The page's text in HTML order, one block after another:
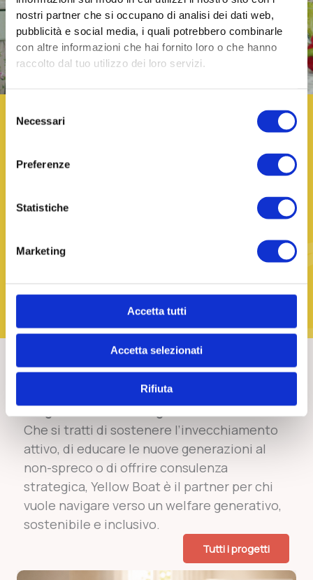
nostri partner che si occupano di analisi dei dati web,
pubblicità e social media, i quali potrebbero combinarle
con altre informazioni che hai fornito loro o che hanno
raccolto dal tuo utilizzo dei loro servizi.
delNecessari
Preferenze
Statistiche
Marketing
Accetta tutti
Accetta selezionati
Rifiuta
Scopri Yellowboat Care
Monitoriamo costantemente le opportunità di
selezione curata
Individua le agevolazioni dedicate alla tua
contattaci per trasformare la tua idea
in una candidatura vincente
Costruiamo insieme il futuro
Progettiamo il sociale guardando avanti.
Che si tratti di sostenere l’invecchiamento
attivo, di educare le nuove generazioni al
non-spreco o di offrire consulenza
strategica, Yellow Boat è il partner per chi
vuole navigare verso un welfare generativo,
sostenibile e inclusivo.
Tutti i progetti